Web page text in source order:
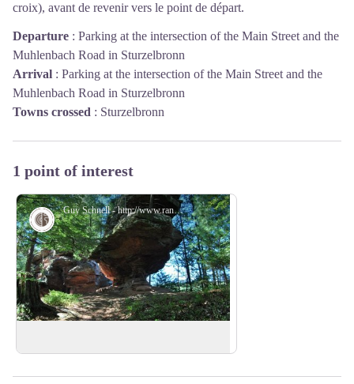
croix), avant de revenir vers le point de départ.
Departure : Parking at the intersection of the Main Street and the
Muhlenbach Road in Sturzelbronn
Arrival : Parking at the intersection of the Main Street and the
Muhlenbach Road in Sturzelbronn
Towns crossed : Sturzelbronn
1 point of interest
Guy Schnell - http://www.randoalsacevosges.com
Geology